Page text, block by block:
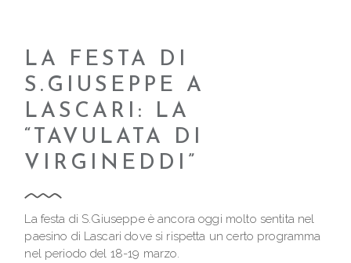
LA FESTA DI
S.GIUSEPPE A
LASCARI: LA
“TAVULATA DI
VIRGINEDDI”
La festa di S.Giuseppe è ancora oggi molto sentita nel
paesino di Lascari dove si rispetta un certo programma
nel periodo del 18-19 marzo.